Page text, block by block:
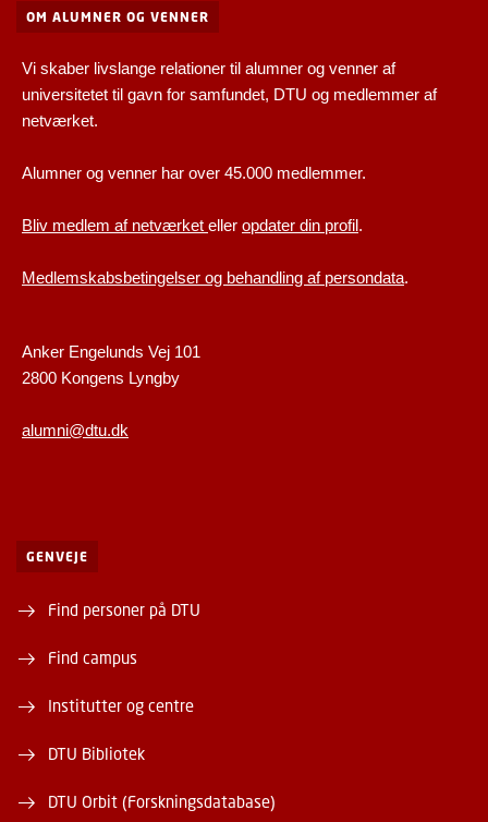
OM ALUMNER OG VENNER
Vi skaber livslange relationer til alumner og venner af
universitetet til gavn for samfundet, DTU og medlemmer af
netværket.
Alumner og venner har over 45.000 medlemmer.
Bliv medlem af netværket eller opdater din profil.
Medlemskabsbetingelser og behandling af persondata.
Anker Engelunds Vej 101
2800 Kongens Lyngby
alumni@dtu.dk
GENVEJE
Find personer på DTU
Find campus
Institutter og centre
DTU Bibliotek
DTU Orbit (Forskningsdatabase)